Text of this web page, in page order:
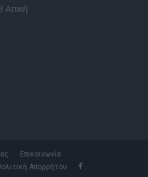
Επικοινωνία
Απορρήτου